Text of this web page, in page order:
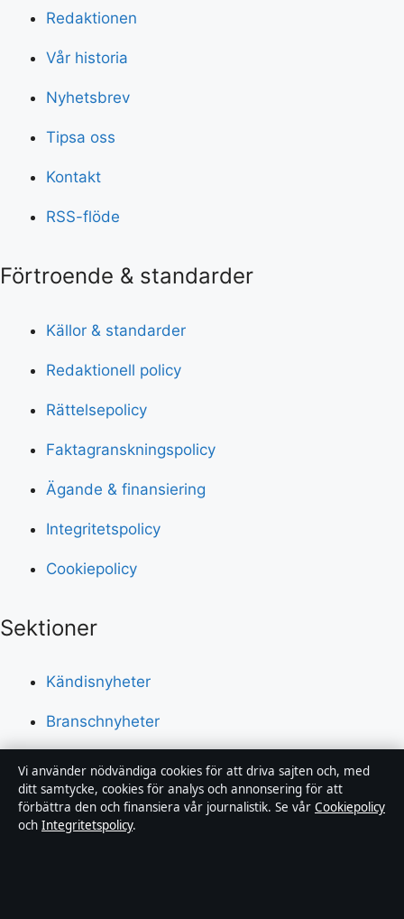
Redaktionen
Vår historia
Nyhetsbrev
Tipsa oss
Kontakt
RSS-flöde
Förtroende & standarder
Källor & standarder
Redaktionell policy
Rättelsepolicy
Faktagranskningspolicy
Ägande & finansiering
Integritetspolicy
Cookiepolicy
Sektioner
Kändisnyheter
Branschnyheter
Nöje
Bakom kulisserna
Vi använder nödvändiga cookies för att driva sajten och, med
ditt samtycke, cookies för analys och annonsering för att
förbättra den och finansiera vår journalistik. Se vår Cookiepolicy
och Integritetspolicy.